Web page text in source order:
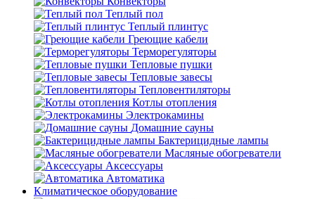
Теплый пол
Теплый плинтус
Греющие кабели
Терморегуляторы
Тепловые пушки
Тепловые завесы
Тепловентиляторы
Котлы отопления
Электрокамины
Домашние сауны
Бактерицидные лампы
Масляные обогреватели
Аксессуары
Автоматика
Климатическое оборудование